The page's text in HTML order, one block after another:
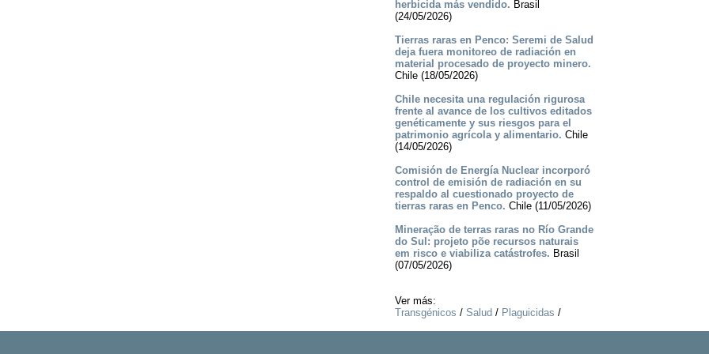
herbicida más vendido. Brasil
(24/05/2026)
Tierras raras en Penco: Seremi de Salud
deja fuera monitoreo de radiación en
material procesado de proyecto minero.
Chile (18/05/2026)
Chile necesita una regulación rigurosa
frente al avance de los cultivos editados
genéticamente y sus riesgos para el
patrimonio agrícola y alimentario. Chile
(14/05/2026)
Comisión de Energía Nuclear incorporó
control de emisión de radiación en su
respaldo al cuestionado proyecto de
tierras raras en Penco. Chile (11/05/2026)
Mineração de terras raras no Río Grande
do Sul: projeto põe recursos naturais
em risco e viabiliza catástrofes. Brasil
(07/05/2026)
Ver más:
Transgénicos / Salud / Plaguicidas /